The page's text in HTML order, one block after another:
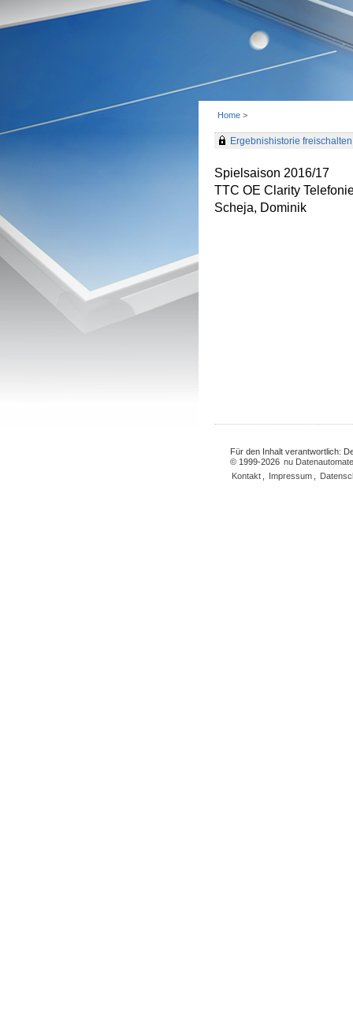
Home >
Ergebnishistorie freischalten
Spielsaison 2016/17
TTC OE Clarity
Scheja, Dominik
Für den Inhalt verantwortlich:
© 1999-2026 nu
Kontakt
Impressum